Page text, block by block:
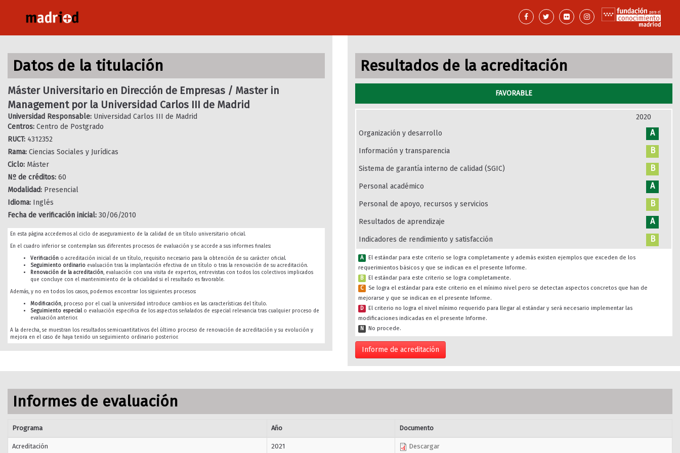
contenido
principal
Datos de la titulación
Máster Universitario en Dirección de Empresas / Master in
Management por la Universidad Carlos III de Madrid
Universidad Responsable: Universidad Carlos III de Madrid
Centros: Centro de Postgrado
RUCT: 4312352
Rama: Ciencias Sociales y Jurídicas
Ciclo: Máster
Nº de créditos: 60
Modalidad: Presencial
Idioma: Inglés
Fecha de verificación inicial: 30/06/2010
En esta página accedemos al ciclo de aseguramiento de la calidad de un título universitario oficial.
En el cuadro inferior se contemplan sus diferentes procesos de evaluación y se accede a sus informes finales:
Verificación o acreditación inicial de un título, requisito necesario para la obtención de su carácter oficial.
Seguimiento ordinario evaluación tras la implantación efectiva de un título o tras la renovación de su acreditación.
Renovación de la acreditación, evaluación con una visita de expertos, entrevistas con todos los colectivos implicados
que concluye con el mantenimiento de la oficialidad si el resultado es favorable.
Además, y no en todos los casos, podemos encontrar los siguientes procesos:
Modificación, proceso por el cual la universidad introduce cambios en las características del título.
Seguimiento especialo evaluación especifica de los aspectos señalados de especial relevancia tras cualquier proceso de
evaluación anterior.
A la derecha, se muestran los resultados semicuantitativos del último proceso de renovación de acreditación y su evolución y
mejora en el caso de haya tenido un seguimiento ordinario posterior.
Resultados de la acreditación
FAVORABLE
2020
Organización y desarrollo
A
Información y transparencia B
Sistema de garantía interno de calidad (SGIC) B
Personal académico A
Personal de apoyo, recursos y servicios B
Resultados de aprendizaje A
Indicadores de rendimiento y satisfacción B
A
El estándar para este criterio se logra completamente y además existen ejemplos que exceden de los
requerimientos básicos y que se indican en el presente Informe.
B
El estándar para este criterio se logra completamente.
C
Se logra el estándar para este criterio en el mínimo nivel pero se detectan aspectos concretos que han de
mejorarse y que se indican en el presente Informe.
D
El criterio no logra el nivel mínimo requerido para llegar al estándar y será necesario implementar las
modificaciones indicadas en el presente Informe.
N
No procede.
Informe de acreditación
Informes de evaluación
Programa Año Documento
Acreditación 2021 Descargar